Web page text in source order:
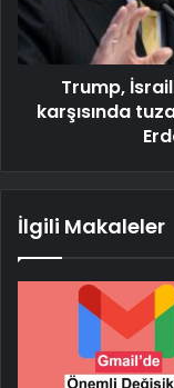
Trump,
karşısında
İlgili Makaleler